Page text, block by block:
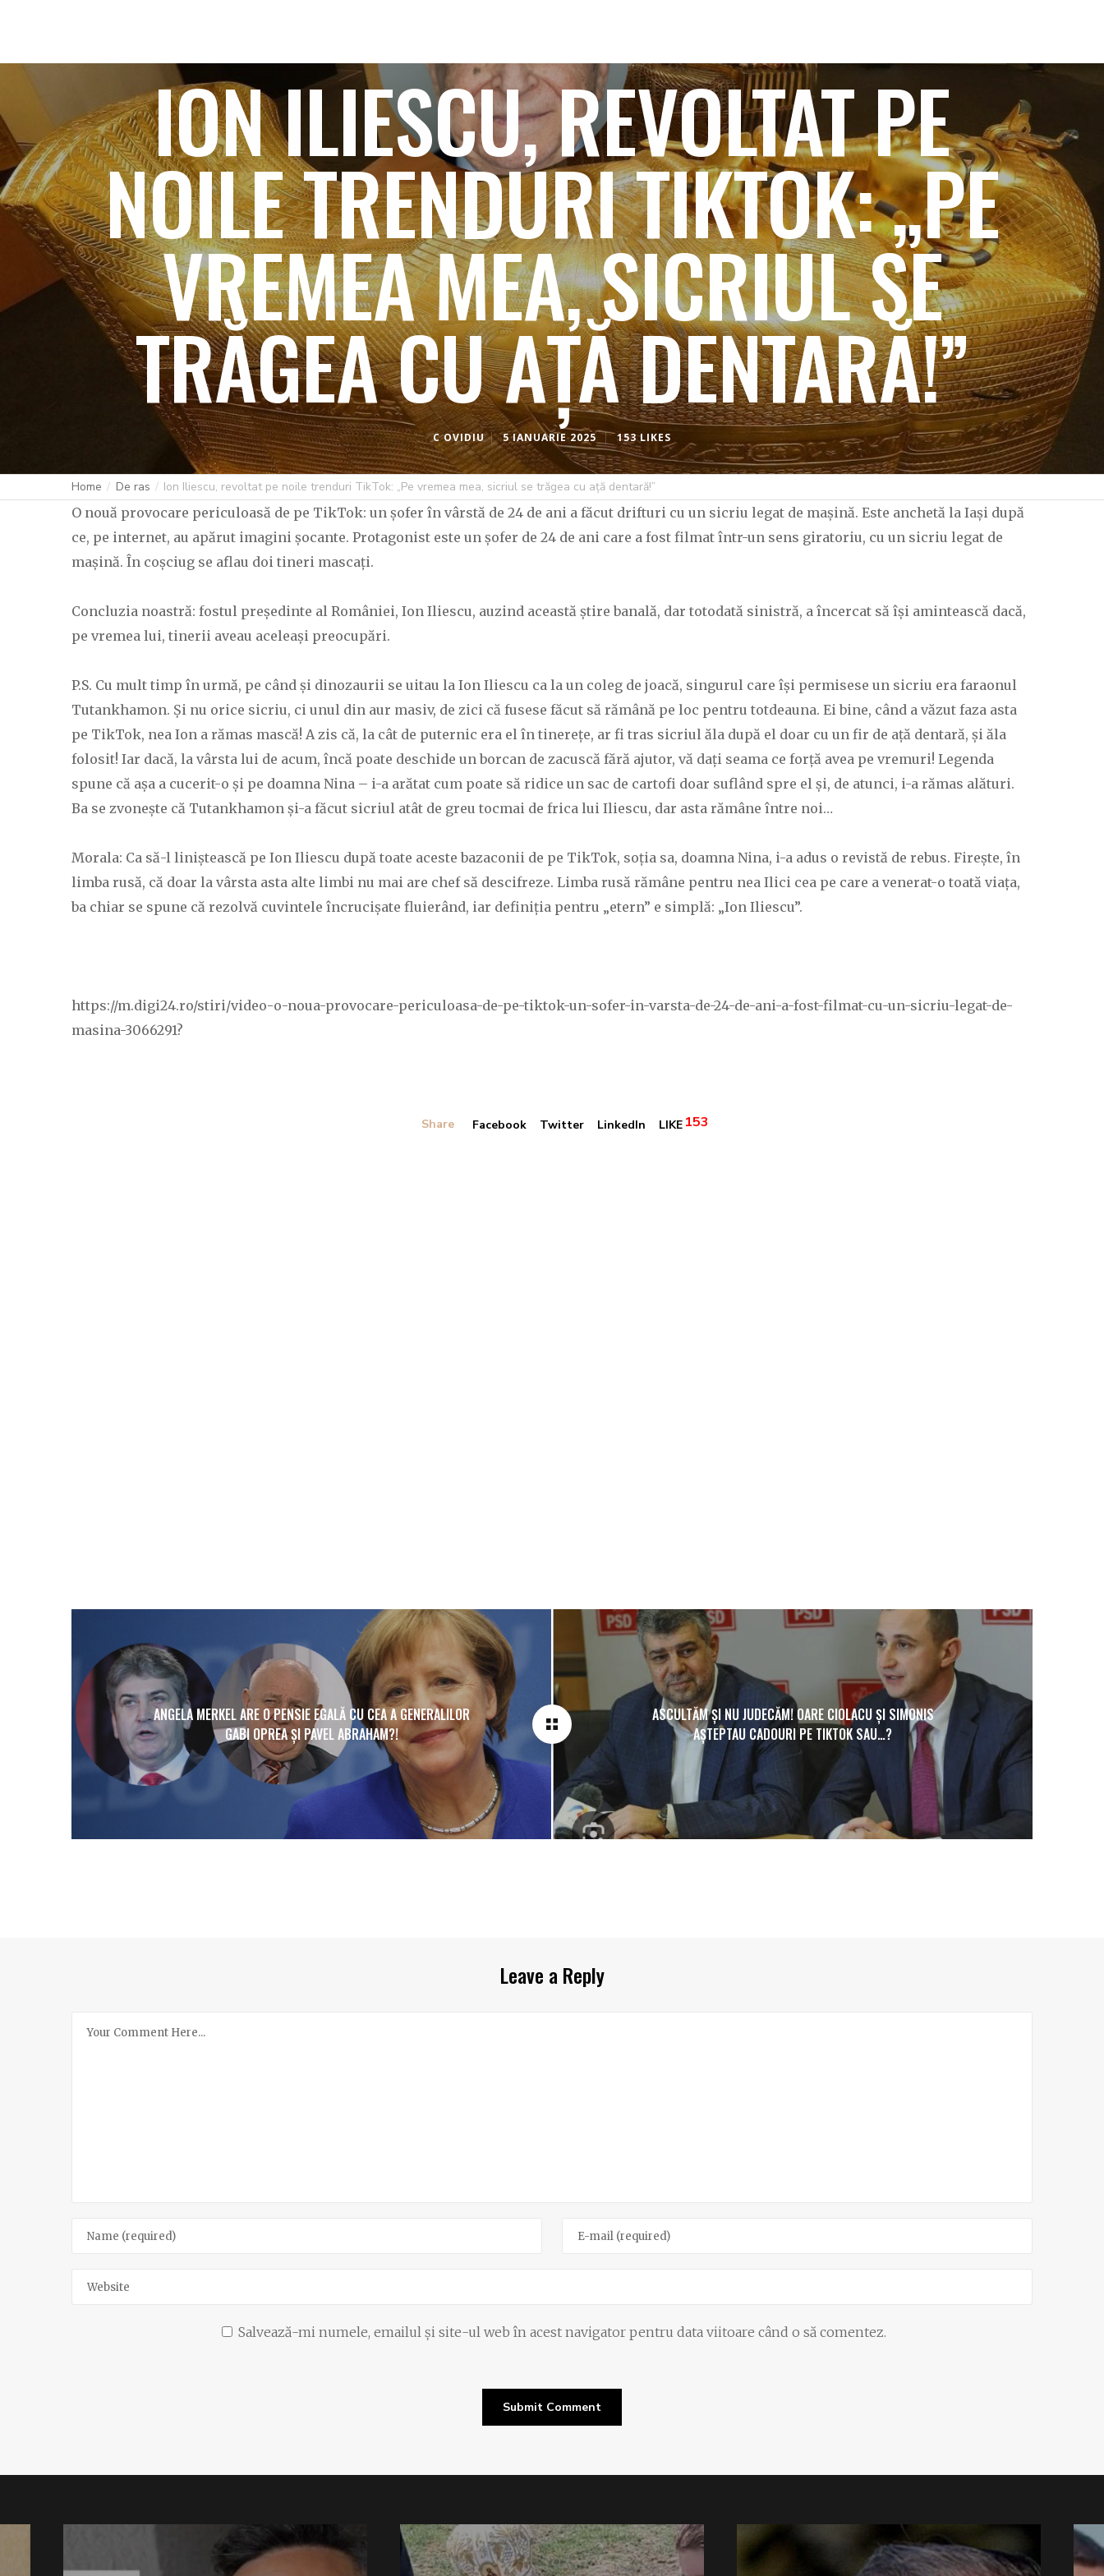
ION ILIESCU, REVOLTAT PE
NOILE TRENDURI TIKTOK: „PE
VREMEA MEA, SICRIUL SE
TRĂGEA CU AȚĂ DENTARĂ!”
C OVIDIU 5 IANUARIE 2025 153 LIKES
Home De ras Ion Iliescu, revoltat pe noile trenduri TikTok: „Pe vremea mea, sicriul se trăgea cu ață dentară!”
O nouă provocare periculoasă de pe TikTok: un șofer în vârstă de 24 de ani a făcut drifturi cu un sicriu legat de mașină. Este anchetă la Iași după
ce, pe internet, au apărut imagini șocante. Protagonist este un șofer de 24 de ani care a fost filmat într-un sens giratoriu, cu un sicriu legat de
mașină. În coșciug se aflau doi tineri mascați.
Concluzia noastră: fostul președinte al României, Ion Iliescu, auzind această știre banală, dar totodată sinistră, a încercat să își amintească dacă,
pe vremea lui, tinerii aveau aceleași preocupări.
P.S. Cu mult timp în urmă, pe când și dinozaurii se uitau la Ion Iliescu ca la un coleg de joacă, singurul care își permisese un sicriu era faraonul
Tutankhamon. Și nu orice sicriu, ci unul din aur masiv, de zici că fusese făcut să rămână pe loc pentru totdeauna. Ei bine, când a văzut faza asta
pe TikTok, nea Ion a rămas mască! A zis că, la cât de puternic era el în tinerețe, ar fi tras sicriul ăla după el doar cu un fir de ață dentară, și ăla
folosit! Iar dacă, la vârsta lui de acum, încă poate deschide un borcan de zacuscă fără ajutor, vă dați seama ce forță avea pe vremuri! Legenda
spune că așa a cucerit-o și pe doamna Nina – i-a arătat cum poate să ridice un sac de cartofi doar suflând spre el și, de atunci, i-a rămas alături.
Ba se zvonește că Tutankhamon și-a făcut sicriul atât de greu tocmai de frica lui Iliescu, dar asta rămâne între noi…
Morala: Ca să-l liniștească pe Ion Iliescu după toate aceste bazaconii de pe TikTok, soția sa, doamna Nina, i-a adus o revistă de rebus. Firește, în
limba rusă, că doar la vârsta asta alte limbi nu mai are chef să descifreze. Limba rusă rămâne pentru nea Ilici cea pe care a venerat-o toată viața,
ba chiar se spune că rezolvă cuvintele încrucișate fluierând, iar definiția pentru „etern” e simplă: „Ion Iliescu”.
https://m.digi24.ro/stiri/video-o-noua-provocare-periculoasa-de-pe-tiktok-un-sofer-in-varsta-de-24-de-ani-a-fost-filmat-cu-un-sicriu-legat-de-
masina-3066291?
Share Facebook Twitter LinkedIn LIKE 153
ANGELA MERKEL ARE O PENSIE EGALĂ CU CEA A GENERALILOR
GABI OPREA ȘI PAVEL ABRAHAM?!
ASCULTĂM ȘI NU JUDECĂM! OARE CIOLACU ȘI SIMONIS
AȘTEPTAU CADOURI PE TIKTOK SAU…?
Leave a Reply
Salvează-mi numele, emailul și site-ul web în acest navigator pentru data viitoare când o să comentez.